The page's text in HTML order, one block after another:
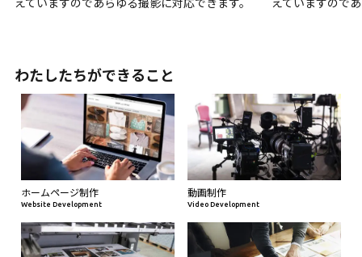
えていますのであらゆる撮影に対応できます。
えていますので
わたしたちができること
ホームページ制作
Website Development
動画制作
Video Development